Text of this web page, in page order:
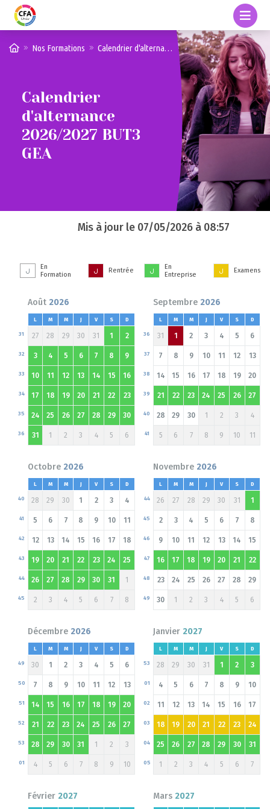
Nos Formations Calendrier d'alternance 2026/2027 BUT3 GEA
Calendrier
d'alternance
2026/2027 BUT3
GEA
Mis à jour le 07/05/2026 à 08:57
En
Formation
Rentrée
En
Entreprise
Examens
Août 2026
L M M J V S D
27
31 28 29 30 31 1 2
3
32 4 5 6 7 8 9
10
33 11 12 13 14 15 16
17
34 18 19 20 21 22 23
24
35 25 26 27 28 29 30
31
36 1 2 3 4 5 6
Septembre 2026
L M M J V S D
31
36 1 2 3 4 5 6
7
37 8 9 10 11 12 13
14
38 15 16 17 18 19 20
21
39 22 23 24 25 26 27
28
40 29 30 1 2 3 4
5
41 6 7 8 9 10 11
Octobre 2026
L M M J V S D
28
40 29 30 1 2 3 4
5
41 6 7 8 9 10 11
12
42 13 14 15 16 17 18
19
43 20 21 22 23 24 25
26
44 27 28 29 30 31 1
2
45 3 4 5 6 7 8
Novembre 2026
L M M J V S D
26
44 27 28 29 30 31 1
2
45 3 4 5 6 7 8
9
46 10 11 12 13 14 15
16
47 17 18 19 20 21 22
23
48 24 25 26 27 28 29
30
49 1 2 3 4 5 6
Décembre 2026
L M M J V S D
30
49 1 2 3 4 5 6
7
50 8 9 10 11 12 13
14
51 15 16 17 18 19 20
21
52 22 23 24 25 26 27
28
53 29 30 31 1 2 3
4
01 5 6 7 8 9 10
Janvier 2027
L M M J V S D
28
53 29 30 31 1 2 3
4
01 5 6 7 8 9 10
11
02 12 13 14 15 16 17
18
03 19 20 21 22 23 24
25
04 26 27 28 29 30 31
1
05 2 3 4 5 6 7
Février 2027 Mars 2027